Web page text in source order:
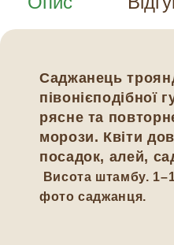
Саджанець
півонієподібної
рясне та
морози. Квіти
посадок, алей,
Висота штамбу.
фото саджанця.